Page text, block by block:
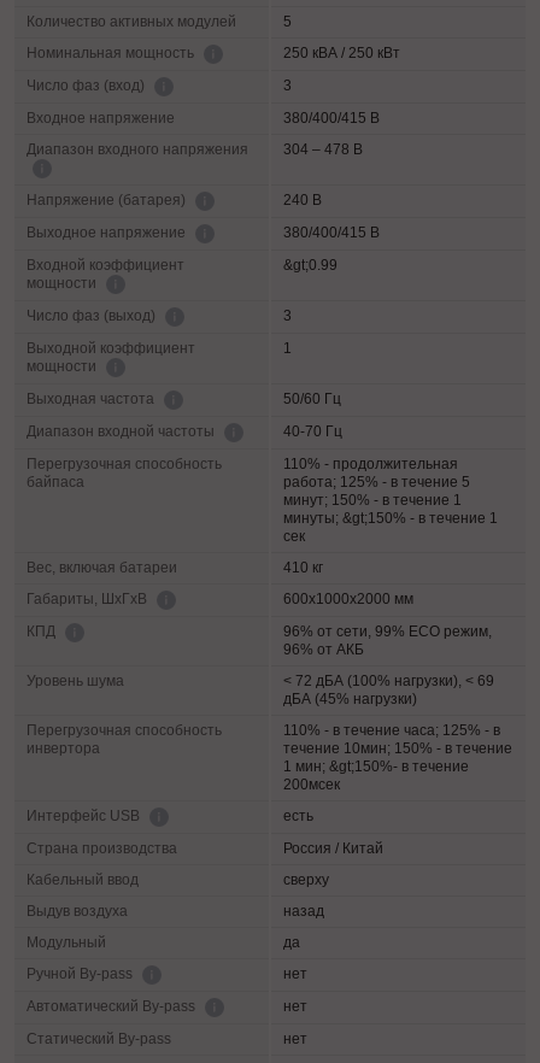
Количество активных модулей
5
Номинальная мощность
250 кВА / 250 кВт
Число фаз (вход)
3
Входное напряжение
380/400/415 В
Диапазон входного напряжения
304 – 478 В
Напряжение (батарея)
240 В
Выходное напряжение
380/400/415 В
Входной коэффициент
мощности
&gt;0.99
Число фаз (выход)
3
Выходной коэффициент
мощности
1
Выходная частота
50/60 Гц
Диапазон входной частоты
40-70 Гц
Перегрузочная способность
байпаса
110% - продолжительная
работа; 125% - в течение 5
минут; 150% - в течение 1
минуты; &gt;150% - в течение 1
сек
Вес, включая батареи
410 кг
Габариты, ШхГхВ
600х1000х2000 мм
КПД
96% от сети, 99% ECO режим,
96% от АКБ
Уровень шума
< 72 дБА (100% нагрузки), < 69
дБА (45% нагрузки)
Перегрузочная способность
инвертора
110% - в течение часа; 125% - в
течение 10мин; 150% - в течение
1 мин; &gt;150%- в течение
200мсек
Интерфейс USB
есть
Страна производства
Россия / Китай
Кабельный ввод
сверху
Выдув воздуха
назад
Модульный
да
Ручной By-pass
нет
Автоматический By-pass
нет
Статический By-pass
нет